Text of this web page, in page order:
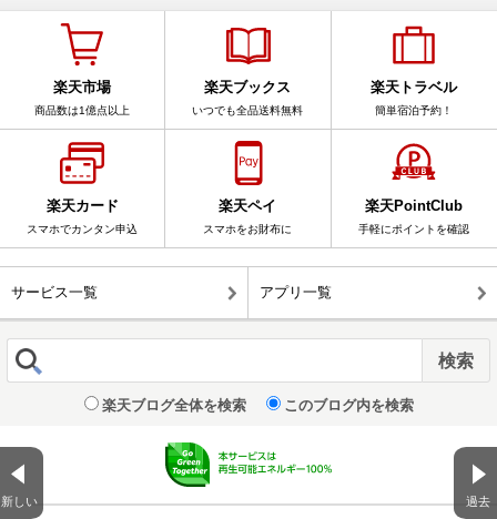
新しい 過去
楽天市場
商品数は1億点以上
楽天ブックス
いつでも全品送料無料
楽天トラベル
簡単宿泊予約！
楽天カード
スマホでカンタン申込
楽天ペイ
スマホをお財布に
楽天PointClub
手軽にポイントを確認
サービス一覧 アプリ一覧
楽天ブログ全体を検索 このブログ内を検索